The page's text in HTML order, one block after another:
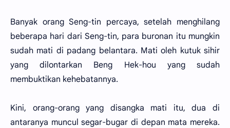
Banyak orang Seng-tin percaya, setelah menghilang
beberapa hari dari Seng-tin, para buronan itu mungkin
sudah mati di padang belantara. Mati oleh kutuk sihir
yang dilontarkan Beng Hek-hou yang sudah
membuktikan kehebatannya.
Kini, orang-orang yang disangka mati itu, dua di
antaranya muncul segar-bugar di depan mata mereka.